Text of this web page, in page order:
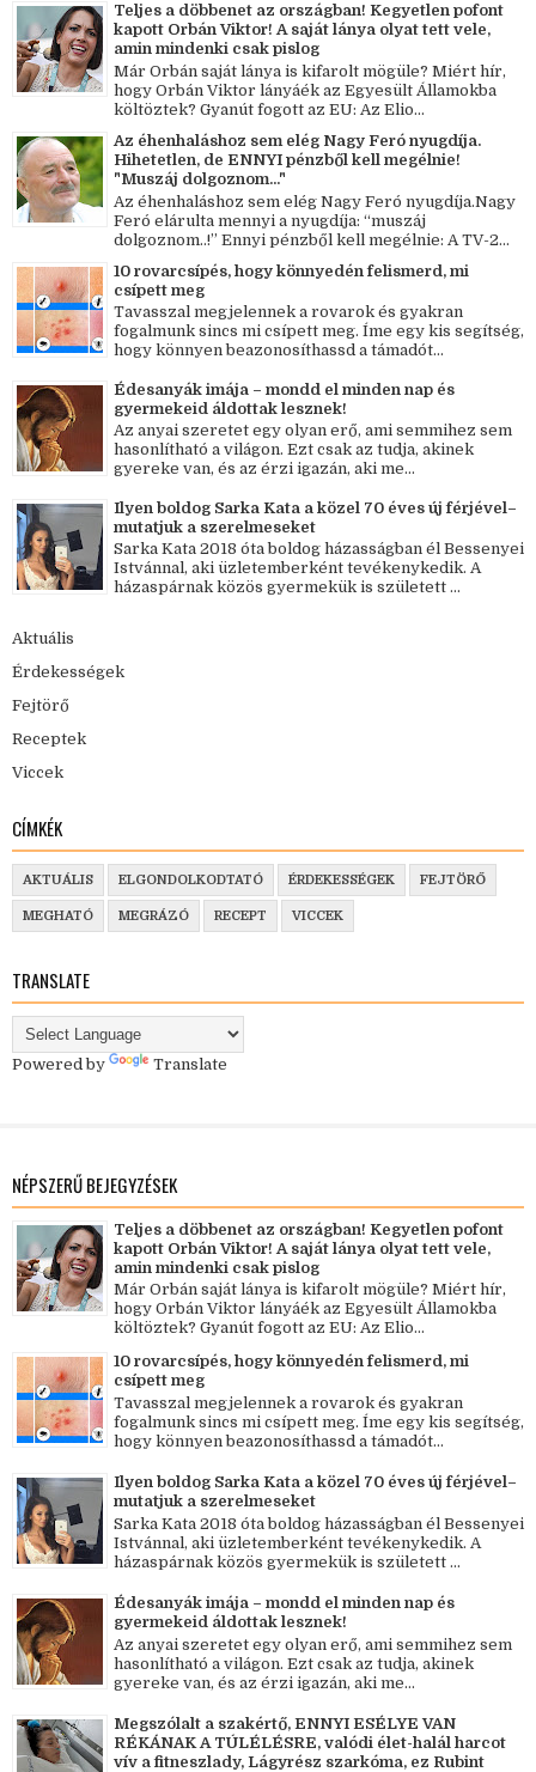
Teljes a döbbenet az országban! Kegyetlen pofont
kapott Orbán Viktor! A saját lánya olyat tett vele,
amin mindenki csak pislog
Már Orbán saját lánya is kifarolt mögüle? Miért hír,
hogy Orbán Viktor lányáék az Egyesült Államokba
költöztek? Gyanút fogott az EU: Az Elio...
Az éhenhaláshoz sem elég Nagy Feró nyugdíja.
Hihetetlen, de ENNYI pénzből kell megélnie!
"Muszáj dolgoznom..."
Az éhenhaláshoz sem elég Nagy Feró nyugdíja.Nagy
Feró elárulta mennyi a nyugdíja: “muszáj
dolgoznom..!” Ennyi pénzből kell megélnie: A TV-2...
10 rovarcsípés, hogy könnyedén felismerd, mi
csípett meg
Tavasszal megjelennek a rovarok és gyakran
fogalmunk sincs mi csípett meg. Íme egy kis segítség,
hogy könnyen beazonosíthassd a támadót...
Édesanyák imája – mondd el minden nap és
gyermekeid áldottak lesznek!
Az anyai szeretet egy olyan erő, ami semmihez sem
hasonlítható a világon. Ezt csak az tudja, akinek
gyereke van, és az érzi igazán, aki me...
Ilyen boldog Sarka Kata a közel 70 éves új férjével–
mutatjuk a szerelmeseket
Sarka Kata 2018 óta boldog házasságban él Bessenyei
Istvánnal, aki üzletemberként tevékenykedik. A
házaspárnak közös gyermekük is született ...
Aktuális
Érdekességek
Fejtörő
Receptek
Viccek
CÍMKÉK
AKTUÁLIS ELGONDOLKODTATÓ ÉRDEKESSÉGEK FEJTÖRŐ
MEGHATÓ MEGRÁZÓ RECEPT VICCEK
TRANSLATE
Powered by Translate
NÉPSZERŰ BEJEGYZÉSEK
Teljes a döbbenet az országban! Kegyetlen pofont
kapott Orbán Viktor! A saját lánya olyat tett vele,
amin mindenki csak pislog
Már Orbán saját lánya is kifarolt mögüle? Miért hír,
hogy Orbán Viktor lányáék az Egyesült Államokba
költöztek? Gyanút fogott az EU: Az Elio...
10 rovarcsípés, hogy könnyedén felismerd, mi
csípett meg
Tavasszal megjelennek a rovarok és gyakran
fogalmunk sincs mi csípett meg. Íme egy kis segítség,
hogy könnyen beazonosíthassd a támadót...
Ilyen boldog Sarka Kata a közel 70 éves új férjével–
mutatjuk a szerelmeseket
Sarka Kata 2018 óta boldog házasságban él Bessenyei
Istvánnal, aki üzletemberként tevékenykedik. A
házaspárnak közös gyermekük is született ...
Édesanyák imája – mondd el minden nap és
gyermekeid áldottak lesznek!
Az anyai szeretet egy olyan erő, ami semmihez sem
hasonlítható a világon. Ezt csak az tudja, akinek
gyereke van, és az érzi igazán, aki me...
Megszólalt a szakértő, ENNYI ESÉLYE VAN
RÉKÁNAK A TÚLÉLÉSRE, valódi élet-halál harcot
vív a fitneszlady, Lágyrész szarkóma, ez Rubint